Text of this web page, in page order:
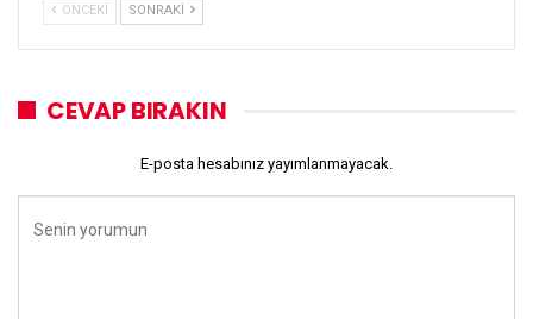
ÖNCEKI SONRAKI
CEVAP BIRAKIN
E-posta hesabınız yayımlanmayacak.